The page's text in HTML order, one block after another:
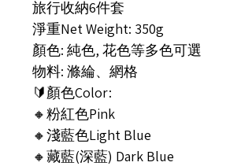
旅行收納6件套
淨重Net Weight: 350g
顏色: 純色, 花色等多色可選
物料: 滌綸、網格
🔰顏色Color:
🔸粉紅色Pink
🔸淺藍色Light Blue
🔸藏藍(深藍) Dark Blue